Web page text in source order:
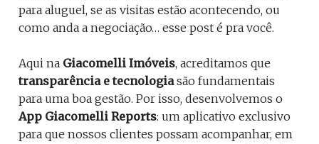
para aluguel, se as visitas estão acontecendo, ou
como anda a negociação… esse post é pra você.
Aqui na Giacomelli Imóveis, acreditamos que
transparência e tecnologiasão fundamentais
para uma boa gestão. Por isso, desenvolvemos o
App Giacomelli Reports: um aplicativo exclusivo
para que nossos clientes possam acompanhar, em